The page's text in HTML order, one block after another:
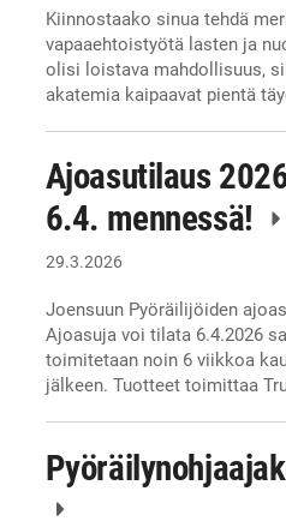
Kiinnostaako sinua tehdä
vapaaehtoistyötä lasten ja
olisi loistava mahdollisuus,
akatemia kaipaavat pientä
Ajoasutilaus
6.4. mennessä!
29.3.2026
Joensuun Pyöräilijöiden
Ajoasuja voi tilata 6.4.2026
toimitetaan noin 6 viikkoa
jälkeen. Tuotteet toimittaa